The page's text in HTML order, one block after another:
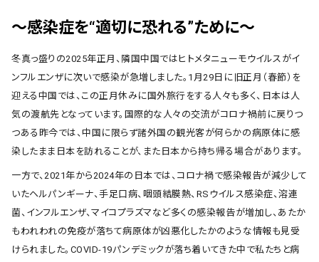
～感染症を“適切に恐れる”ために～
冬真っ盛りの2025年正月、隣国中国ではヒトメタニューモウイルスがイ
ンフルエンザに次いで感染が急増しました。1月29日に旧正月（春節）を
迎える中国では、この正月休みに国外旅行をする人々も多く、日本は人
気の渡航先となっています。国際的な人々の交流がコロナ禍前に戻りつ
つある昨今では、中国に限らず諸外国の観光客が何らかの病原体に感
染したまま日本を訪れることが、また日本から持ち帰る場合があります。
一方で、2021年から2024年の日本では、コロナ禍で感染報告が減少して
いたヘルパンギーナ、手足口病、咽頭結膜熱、RSウイルス感染症、溶連
菌、インフルエンザ、マイコプラズマなど多くの感染報告が増加し、あたか
もわれわれの免疫が落ちて病原体が凶悪化したかのような情報も見受
けられました。COVID-19パンデミックが落ち着いてきた中で私たちと病